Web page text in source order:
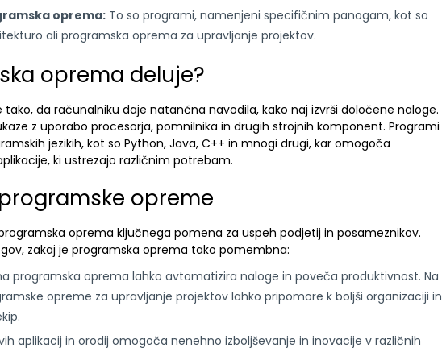
oprema: To so programi, namenjeni specifičnim panogam, kot so
ali programska oprema za upravljanje projektov.
oprema deluje?
da računalniku daje natančna navodila, kako naj izvrši določene naloge.
z uporabo procesorja, pomnilnika in drugih strojnih komponent. Programi
jezikih, kot so Python, Java, C++ in mnogi drugi, kar omogoča
ki ustrezajo različnim potrebam.
opreme
oprema ključnega pomena za uspeh podjetij in posameznikov.
zakaj je programska oprema tako pomembna:
programska oprema lahko avtomatizira naloge in poveča produktivnost. Na
opreme za upravljanje projektov lahko pripomore k boljši organizaciji in
aplikacij in orodij omogoča nenehno izboljševanje in inovacije v različnih